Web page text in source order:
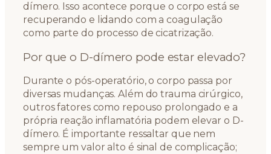
dímero. Isso acontece porque o corpo está se
recuperando e lidando com a coagulação
como parte do processo de cicatrização.
Por que o D-dímero pode estar elevado?
Durante o pós-operatório, o corpo passa por
diversas mudanças. Além do trauma cirúrgico,
outros fatores como repouso prolongado e a
própria reação inflamatória podem elevar o D-
dímero. É importante ressaltar que nem
sempre um valor alto é sinal de complicação;